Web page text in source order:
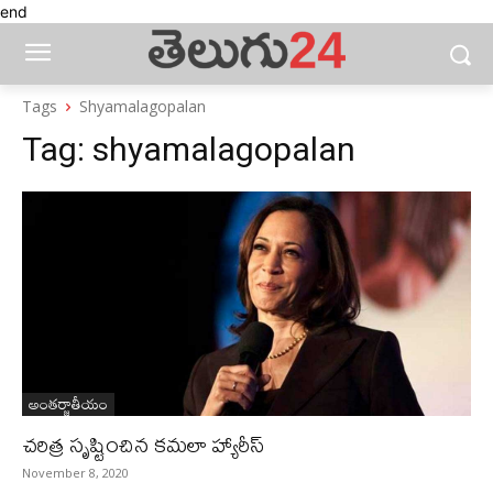
end
Tags Shyamalagopalan
Tag: shyamalagopalan
అంతర్జాతీయం
చరిత్ర సృష్టించిన కమలా హ్యారీస్‌
November 8, 2020